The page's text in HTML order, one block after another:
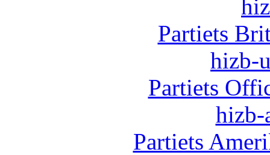
Partiets
hizb-
Partiets
hizb-
Partiets